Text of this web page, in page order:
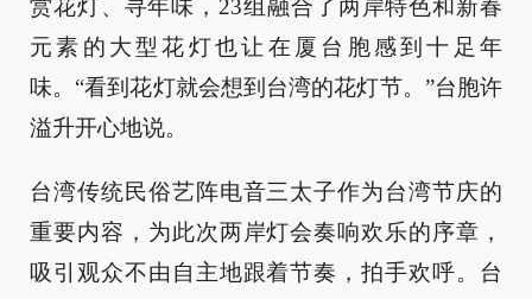
赏花灯、寻年味，23组融合了两岸特色和新春
元素的大型花灯也让在厦台胞感到十足年
味。“看到花灯就会想到台湾的花灯节。”台胞许
溢升开心地说。
台湾传统民俗艺阵电音三太子作为台湾节庆的
重要内容，为此次两岸灯会奏响欢乐的序章，
吸引观众不由自主地跟着节奏，拍手欢呼。台